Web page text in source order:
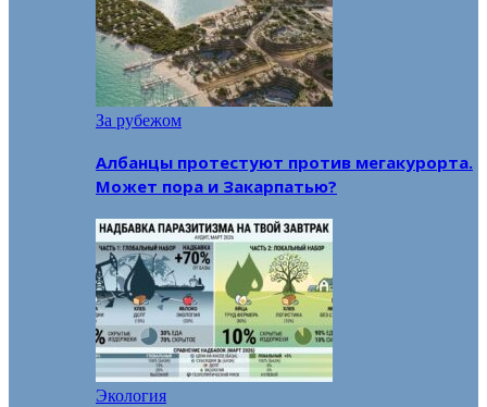
За рубежом
Албанцы протестуют против мегакурорта.
Может пора и Закарпатью?
Экология